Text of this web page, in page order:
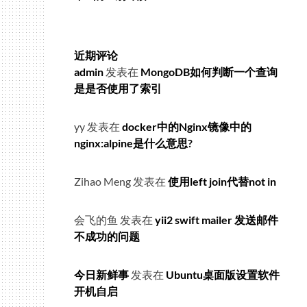
近期评论
admin 发表在 MongoDB如何判断一个查询
是是否使用了索引
yy 发表在 docker中的Nginx镜像中的
nginx:alpine是什么意思?
Zihao Meng 发表在 使用left join代替not in
会飞的鱼 发表在 yii2 swift mailer 发送邮件
不成功的问题
今日新鲜事 发表在 Ubuntu桌面版设置软件
开机自启